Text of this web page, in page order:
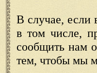
В случае, если
в том числе,
сообщить нам
тем, чтобы мы